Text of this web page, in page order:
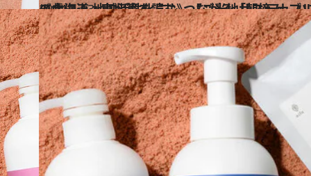
2024.4.13
《北海道・東北篇を読む》【ご当地サステナブルコスメ】力強い香りの虜に！ 地域活性化にも
ビューティ＆ヘルス